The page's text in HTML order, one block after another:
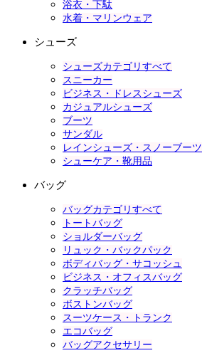
浴衣・下駄
水着・マリンウェア
シューズ
シューズカテゴリすべて
スニーカー
ビジネス・ドレスシューズ
カジュアルシューズ
ブーツ
サンダル
レインシューズ・スノーブーツ
シューケア・靴用品
バッグ
バッグカテゴリすべて
トートバッグ
ショルダーバッグ
リュック・バックパック
ボディバッグ・サコッシュ
ビジネス・オフィスバッグ
クラッチバッグ
ボストンバッグ
スーツケース・トランク
エコバッグ
バッグアクセサリー